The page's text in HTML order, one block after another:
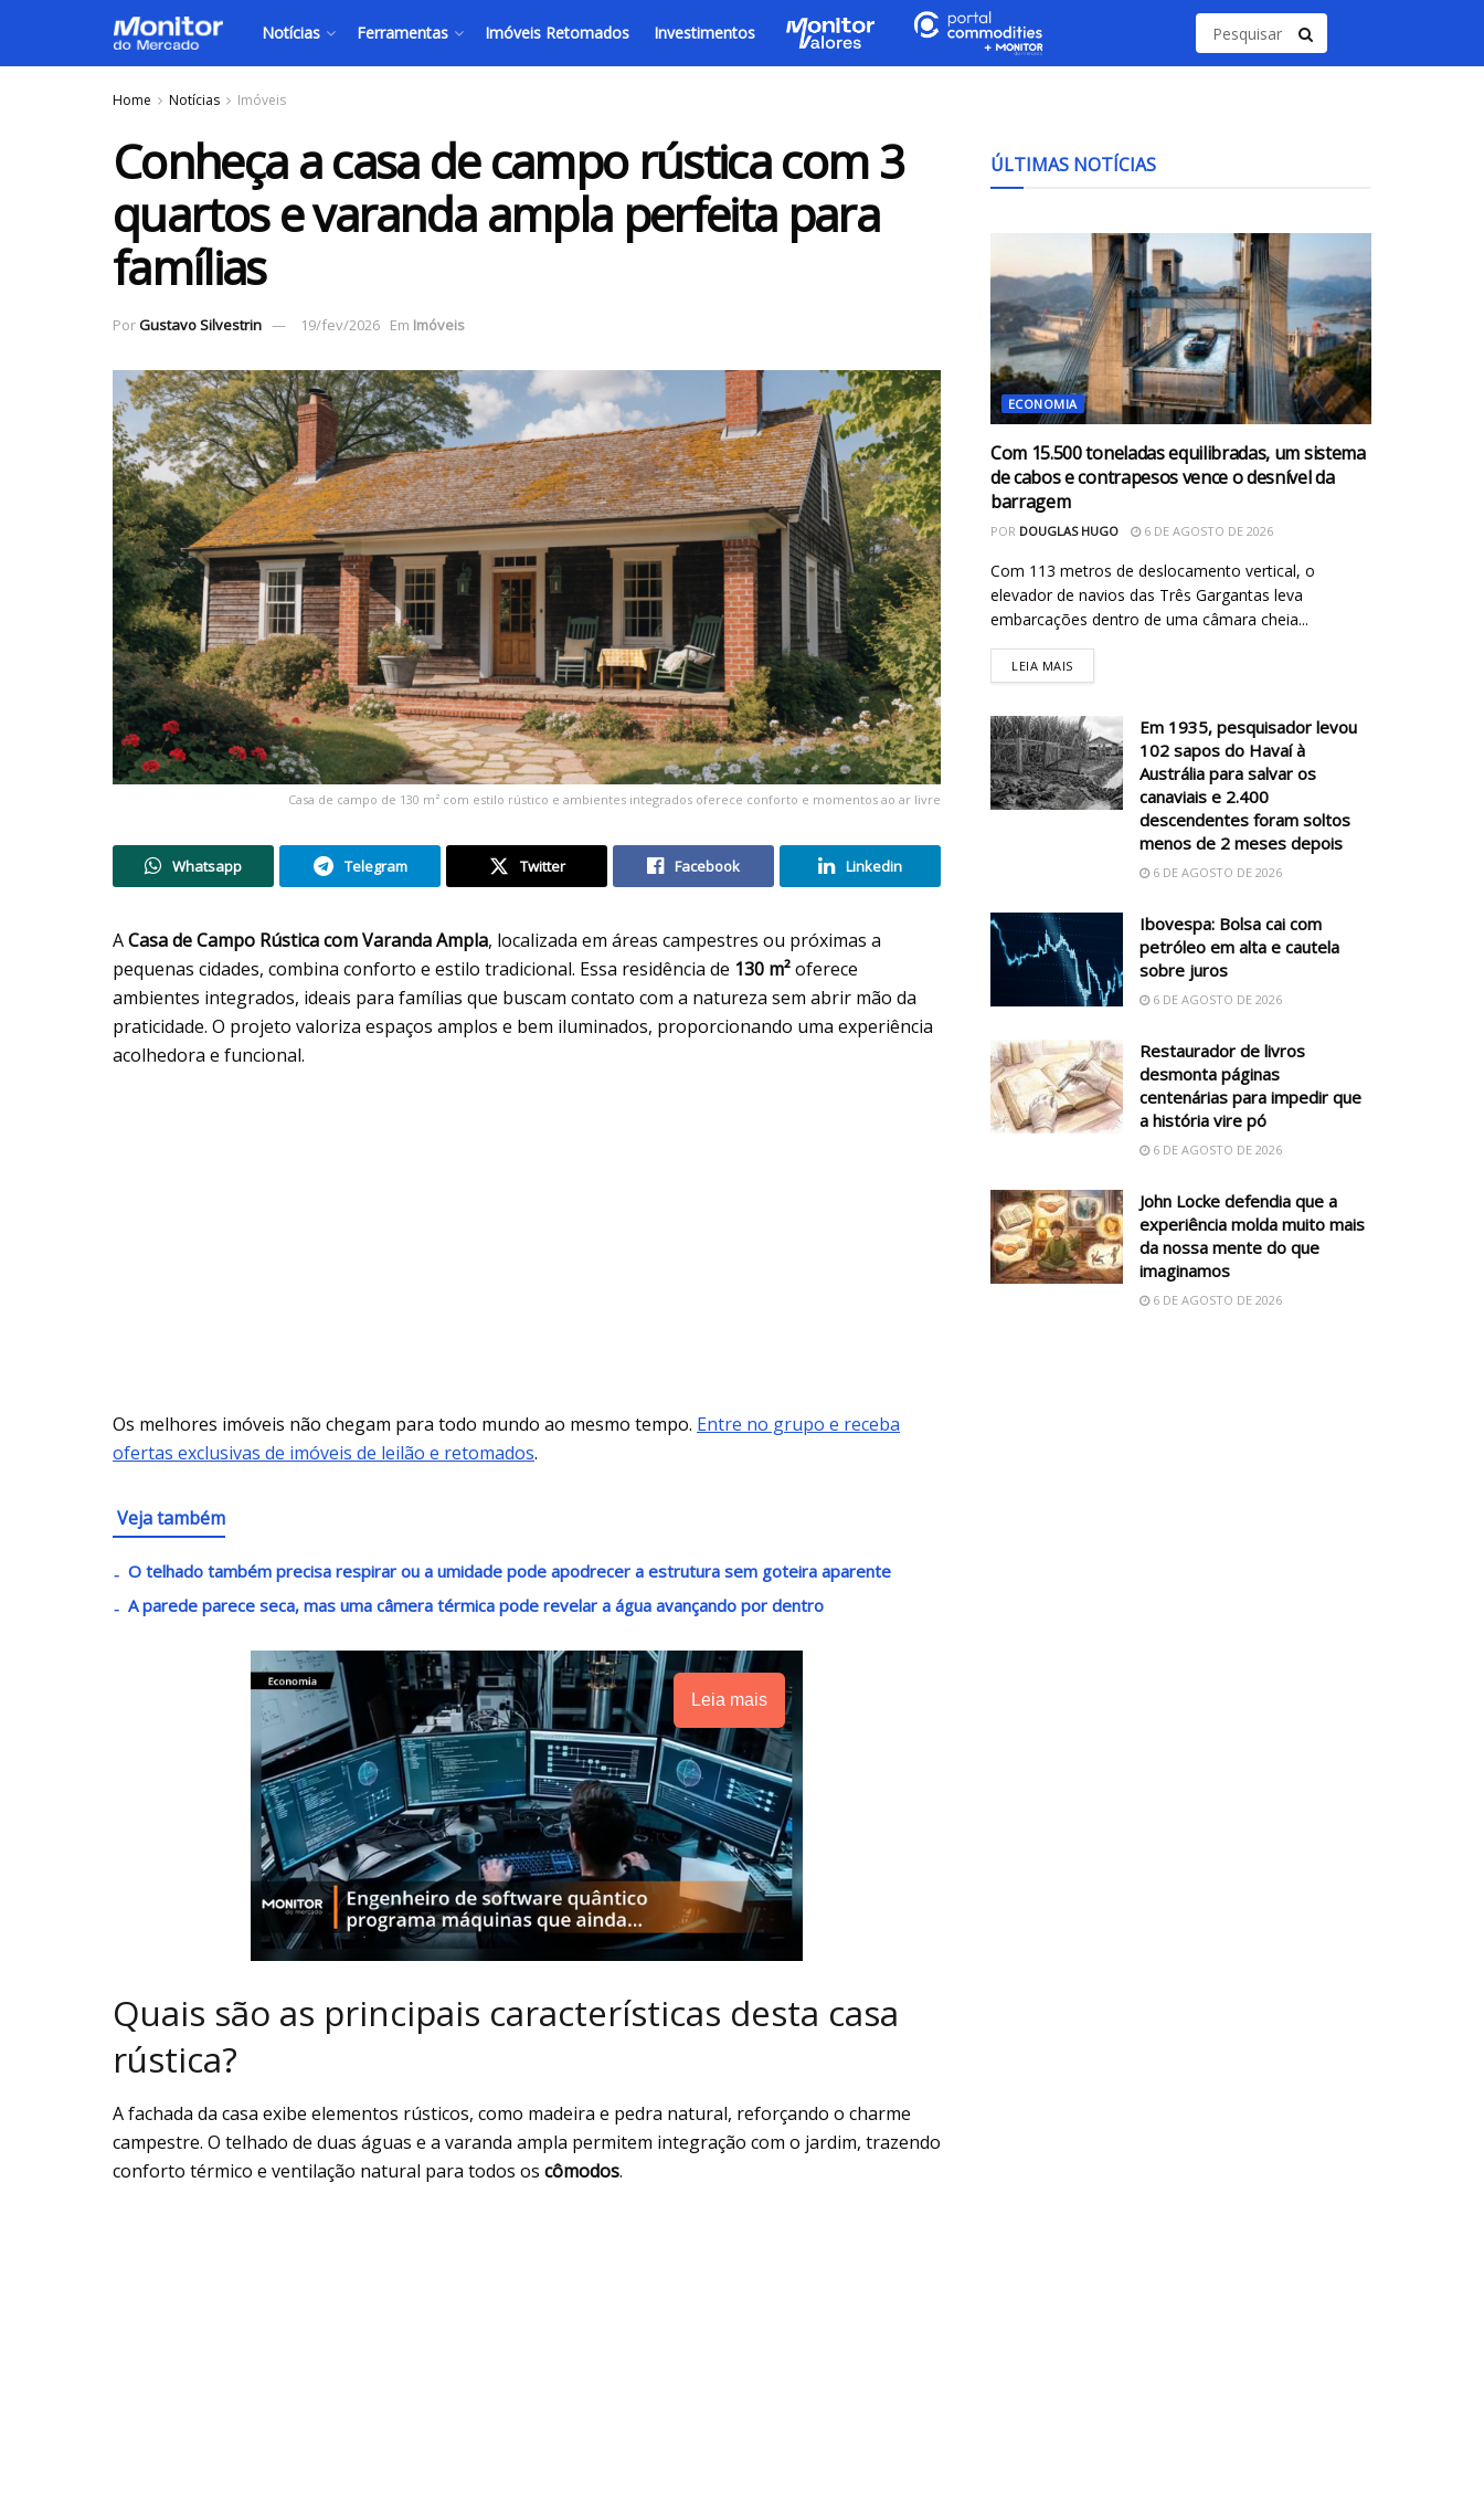
Notícias Ferramentas Imóveis Retomados Investimentos
Home Notícias Imóveis
Conheça a casa de campo rústica com 3
quartos e varanda ampla perfeita para
famílias
PorGustavo Silvestrin 19/fev/2026 Em Imóveis
Casa de campo de 130 m² com estilo rústico e ambientes integrados oferece conforto e momentos ao ar livre
Whatsapp Telegram Twitter Facebook Linkedin
ACasa de Campo Rústica com Varanda Ampla, localizada em áreas campestres ou próximas a
pequenas cidades, combina conforto e estilo tradicional. Essa residência de 130 m²oferece
ambientes integrados, ideais para famílias que buscam contato com a natureza sem abrir mão da
praticidade. O projeto valoriza espaços amplos e bem iluminados, proporcionando uma experiência
acolhedora e funcional.
Os melhores imóveis não chegam para todo mundo ao mesmo tempo. Entre no grupo e receba
ofertas exclusivas de imóveis de leilão e retomados.
Veja também
O telhado também precisa respirar ou a umidade pode apodrecer a estrutura sem goteira aparente
A parede parece seca, mas uma câmera térmica pode revelar a água avançando por dentro
Leia mais
Quais são as principais características desta casa
rústica?
A fachada da casa exibe elementos rústicos, como madeira e pedra natural, reforçando o charme
campestre. O telhado de duas águas e a varanda ampla permitem integração com o jardim, trazendo
conforto térmico e ventilação natural para todos os cômodos.
ÚLTIMAS NOTÍCIAS
ECONOMIA
Com 15.500 toneladas equilibradas, um sistema
de cabos e contrapesos vence o desnível da
barragem
POR DOUGLAS HUGO 6 DE AGOSTO DE 2026
Com 113 metros de deslocamento vertical, o
elevador de navios das Três Gargantas leva
embarcações dentro de uma câmara cheia...
LEIA MAIS
Em 1935, pesquisador levou
102 sapos do Havaí à
Austrália para salvar os
canaviais e 2.400
descendentes foram soltos
menos de 2 meses depois
6 DE AGOSTO DE 2026
Ibovespa: Bolsa cai com
petróleo em alta e cautela
sobre juros
6 DE AGOSTO DE 2026
Restaurador de livros
desmonta páginas
centenárias para impedir que
a história vire pó
6 DE AGOSTO DE 2026
John Locke defendia que a
experiência molda muito mais
da nossa mente do que
imaginamos
6 DE AGOSTO DE 2026